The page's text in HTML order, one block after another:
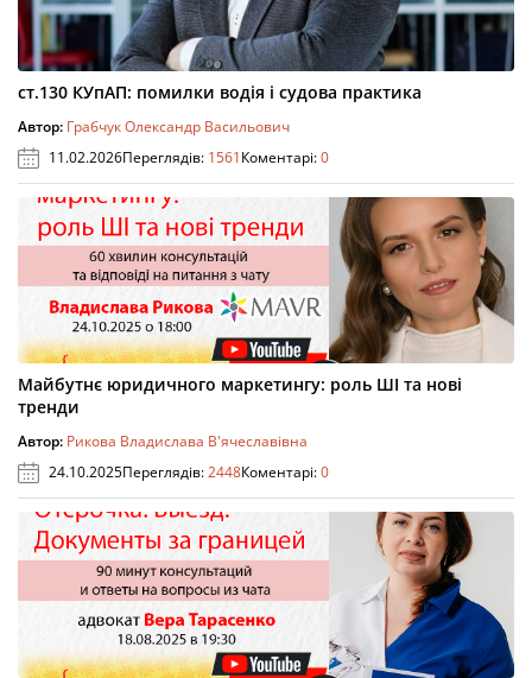
ст.130 КУпАП: помилки водія і судова практика
Автор: Грабчук Олександр Васильович
11.02.2026Переглядів: 1561Коментарі:0
Майбутнє юридичного маркетингу: роль ШІ та нові
тренди
Автор: Рикова Владислава В'ячеславівна
24.10.2025Переглядів:2448Коментарі:0